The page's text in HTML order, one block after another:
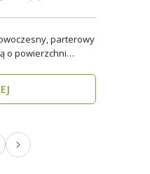
parterowy
o powierzchni